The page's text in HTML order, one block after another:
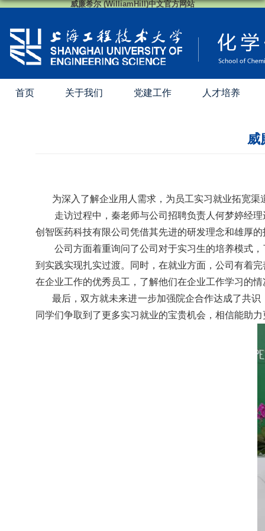
威廉希尔 (WilliamHill)中文官方网站
首页 关于我们 党建工作 人才培养
威
为深入了解企业用人需求，为员工实习就业拓宽渠
走访过程中，秦老师与公司招聘负责人何梦婷经
创智医药科技有限公司凭借其先进的研发理念和雄厚
公司方面着重询问了公司对于实习生的培养模式
到实践实现扎实过渡。同时，在就业方面，公司有着
在企业工作的优秀员工，了解他们在企业工作学习的
最后，双方就未来进一步加强院企合作达成了共
同学们争取到了更多实习就业的宝贵机会，相信能助